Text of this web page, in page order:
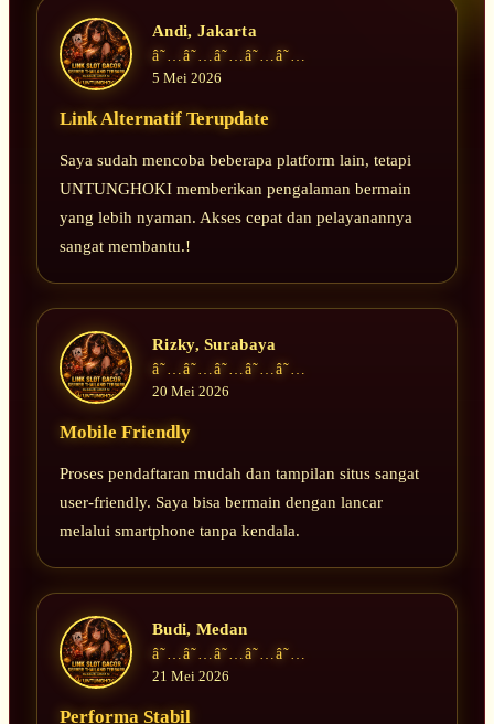
Andi, Jakarta
â˜…â˜…â˜…â˜…â˜…
5 Mei 2026
Link Alternatif Terupdate
Saya sudah mencoba beberapa platform lain, tetapi
UNTUNGHOKI memberikan pengalaman bermain
yang lebih nyaman. Akses cepat dan pelayanannya
sangat membantu.!
Rizky, Surabaya
â˜…â˜…â˜…â˜…â˜…
20 Mei 2026
Mobile Friendly
Proses pendaftaran mudah dan tampilan situs sangat
user-friendly. Saya bisa bermain dengan lancar
melalui smartphone tanpa kendala.
Budi, Medan
â˜…â˜…â˜…â˜…â˜…
21 Mei 2026
Performa Stabil